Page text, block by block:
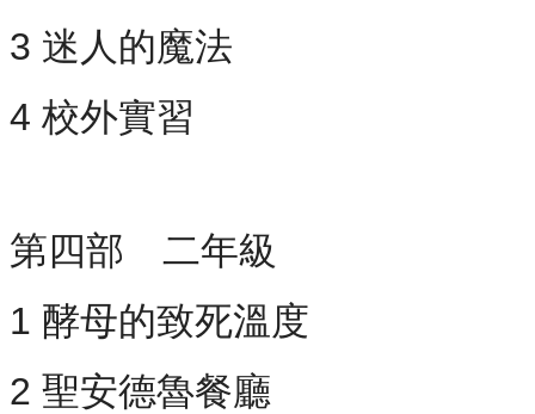
3 迷人的魔法
4 校外實習
第四部 二年級
1 酵母的致死溫度
2 聖安德魯餐廳